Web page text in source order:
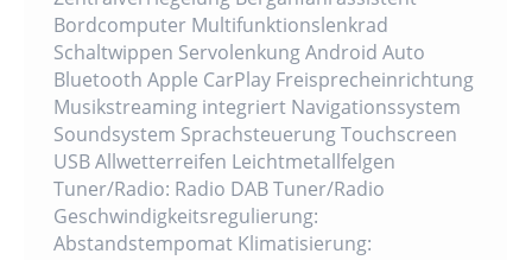
Bordcomputer Multifunktionslenkrad
Schaltwippen Servolenkung Android Auto
Bluetooth Apple CarPlay Freisprecheinrichtung
Musikstreaming integriert Navigationssystem
Soundsystem Sprachsteuerung Touchscreen
USB Allwetterreifen Leichtmetallfelgen
Tuner/Radio: Radio DAB Tuner/Radio
Geschwindigkeitsregulierung:
Abstandstempomat Klimatisierung: